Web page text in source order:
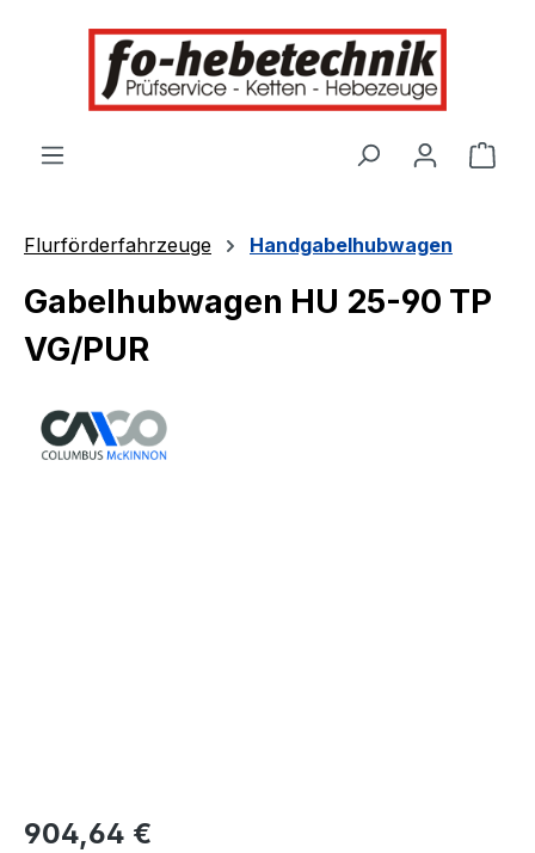
springen
Flurförderfahrzeuge Handgabelhubwagen
Gabelhubwagen HU 25-90 TP
VG/PUR
904,64 €